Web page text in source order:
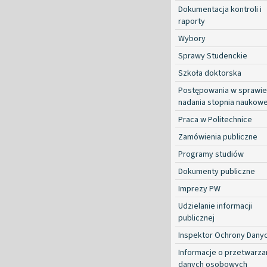
Dokumentacja kontroli i
raporty
Wybory
Sprawy Studenckie
Szkoła doktorska
Postępowania w sprawie
nadania stopnia
Praca w Politechnice
Zamówienia publiczne
Programy studiów
Dokumenty publiczne
Imprezy PW
Udzielanie informacji
publicznej
Inspektor Ochrony
Informacje o
danych osobowych